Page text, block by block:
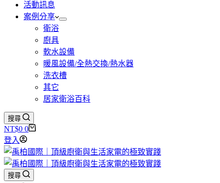
活動訊息
案例分享
衛浴
廚具
軟水設備
暖風設備/全熱交換/熱水器
洗衣槽
其它
居家衛浴百科
搜尋
購
物
車
NT$0 0
登入
搜尋